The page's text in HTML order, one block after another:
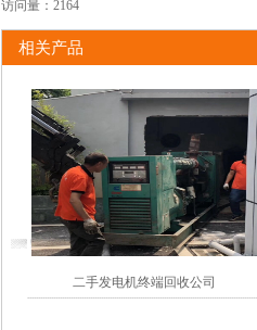
访问量： 2164
相关产品
二手发电机终端回收公司